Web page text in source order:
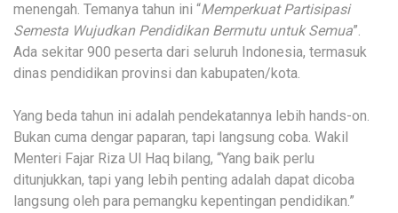
menengah. Temanya tahun ini “Memperkuat Partisipasi
Semesta Wujudkan Pendidikan Bermutu untuk Semua”.
Ada sekitar 900 peserta dari seluruh Indonesia, termasuk
dinas pendidikan provinsi dan kabupaten/kota.
Yang beda tahun ini adalah pendekatannya lebih hands-on.
Bukan cuma dengar paparan, tapi langsung coba. Wakil
Menteri Fajar Riza Ul Haq bilang, “Yang baik perlu
ditunjukkan, tapi yang lebih penting adalah dapat dicoba
langsung oleh para pemangku kepentingan pendidikan.”